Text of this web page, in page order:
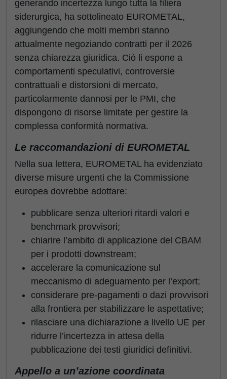
generando incertezza lungo tutta la filiera
siderurgica, ha sottolineato EUROMETAL,
aggiungendo che molti membri stanno
attualmente negoziando contratti per il 2026
senza chiarezza giuridica. Ciò li espone a
comportamenti speculativi, controversie
contrattuali e distorsioni di mercato,
particolarmente dannosi per le PMI, che
dispongono di risorse limitate per gestire la
complessa conformità normativa.
Le raccomandazioni di EUROMETAL
Nella sua lettera, EUROMETAL ha evidenziato
diverse misure urgenti che la Commissione
europea dovrebbe adottare:
pubblicare senza ulteriori ritardi valori e
benchmark provvisori;
chiarire l’ambito di applicazione del CBAM
per i prodotti downstream;
accelerare la comunicazione sul
meccanismo di adeguamento per l’export;
considerare pre-pagamenti o dazi provvisori
alla frontiera per stabilizzare le aspettative;
rilasciare una dichiarazione a livello UE per
ridurre l’incertezza in attesa della
pubblicazione dei testi giuridici definitivi.
Appello a un’azione coordinata